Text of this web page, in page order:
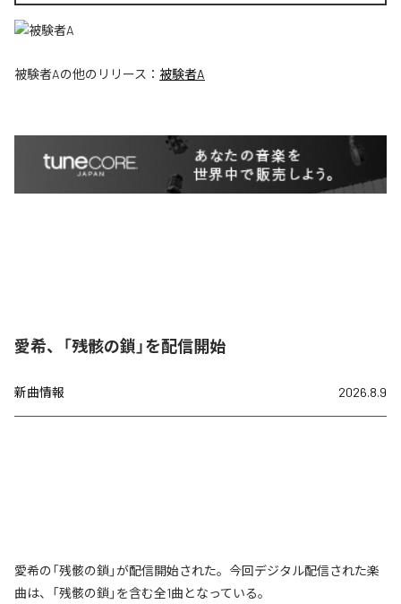
被験者Aの他のリリース： 被験者A
愛希、「残骸の鎖」を配信開始
新曲情報 2026.8.9
愛希の「残骸の鎖」が配信開始された。今回デジタル配信された楽
曲は、「残骸の鎖」を含む全1曲となっている。